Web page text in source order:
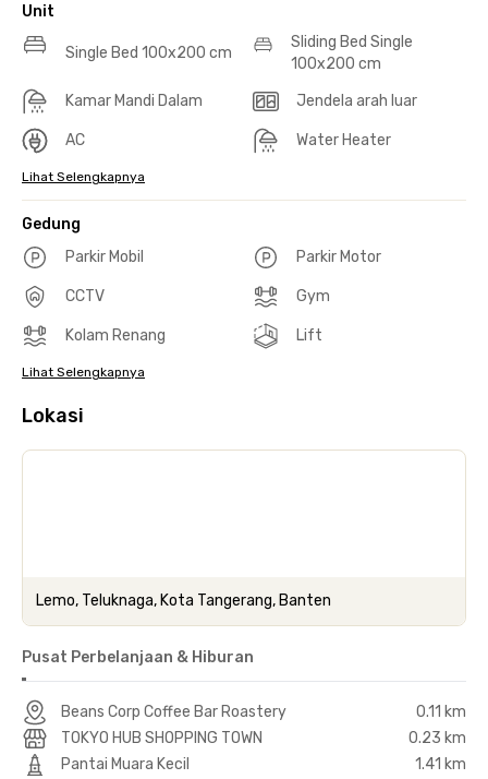
Unit
Single Bed 100x200 cm
Sliding Bed Single
100x200 cm
Kamar Mandi Dalam
Jendela arah luar
AC Water Heater
Lihat Selengkapnya
Gedung
Parkir Mobil
Parkir Motor
CCTV Gym
Kolam Renang Lift
Lihat Selengkapnya
Lokasi
Lemo, Teluknaga, Kota Tangerang, Banten
Pusat Perbelanjaan & Hiburan
Beans Corp Coffee Bar Roastery
0.11 km
TOKYO HUB SHOPPING TOWN
0.23 km
Pantai Muara Kecil
1.41 km